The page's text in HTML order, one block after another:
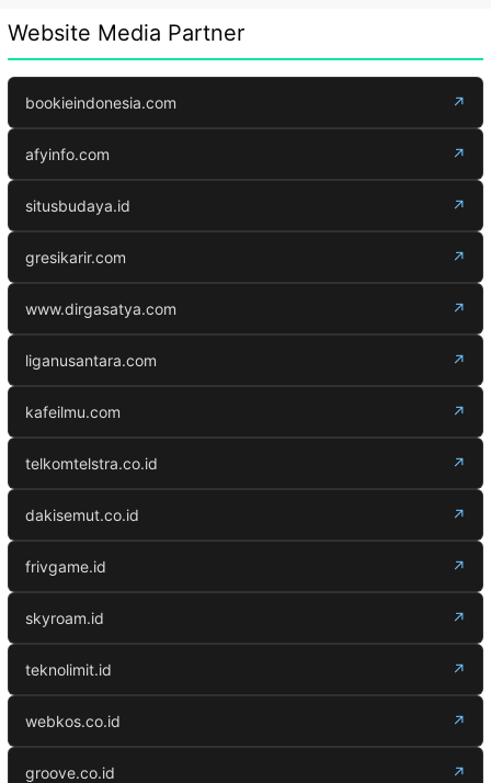
Website Media Partner
bookieindonesia.com ↗
afyinfo.com ↗
situsbudaya.id ↗
gresikarir.com ↗
www.dirgasatya.com ↗
liganusantara.com ↗
kafeilmu.com ↗
telkomtelstra.co.id ↗
dakisemut.co.id ↗
frivgame.id ↗
skyroam.id ↗
teknolimit.id ↗
webkos.co.id ↗
groove.co.id ↗